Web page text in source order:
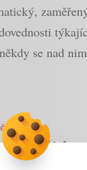
se nad
si také
pomáhá
influencer na